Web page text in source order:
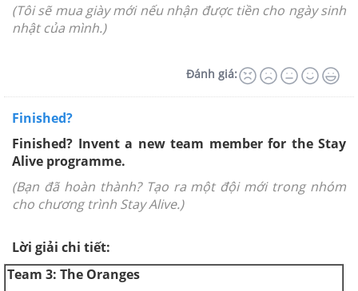
(Tôi sẽ mua giày mới nếu nhận được tiền cho ngày sinh
nhật của mình.)
Đánh giá:
Finished?
Finished? Invent a new team member for the Stay
Alive programme.
(Bạn đã hoàn thành? Tạo ra một đội mới trong nhóm
cho chương trình Stay Alive.)
Lời giải chi tiết:
Team 3: The Oranges